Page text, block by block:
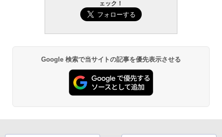
ェック！
Google 検索で当サイトの記事を優先表示させる